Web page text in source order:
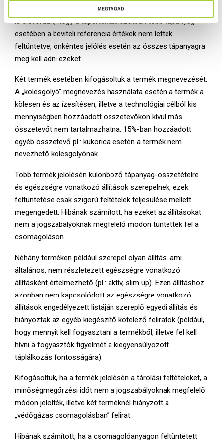
MEGTAGAD
energiatartalom jelölt értékét hibásan számolták ki. Olyan
is előfordult, hogy a tápértéktáblázatban több tápanyag
esetében a beviteli referencia értékek nem lettek
feltüntetve, önkéntes jelölés esetén az összes tápanyagra
meg kell adni ezeket.
Két termék esetében kifogásoltuk a termék megnevezését.
A „kölesgolyó” megnevezés használata esetén a termék a
kölesen és az ízesítésen, illetve a technológiai célból kis
mennyiségben hozzáadott összetevőkön kívül más
összetevőt nem tartalmazhatna. 15%-ban hozzáadott
egyéb összetevő pl.: kukorica esetén a termék nem
nevezhető kölesgolyónak.
Több termék jelölésén különböző tápanyag-összetételre
és egészségre vonatkozó állítások szerepelnek, ezek
feltüntetése csak szigorú feltételek teljesülése mellett
megengedett. Hibának számított, ha ezeket az állításokat
nem a jogszabályoknak megfelelő módon tüntették fel a
csomagoláson.
Néhány terméken például szerepel olyan állítás, ami
általános, nem részletezett egészségre vonatkozó
állításként értelmezhető (pl.: aktív, slim up). Ezen állításhoz
azonban nem kapcsolódott az egészségre vonatkozó
állítások engedélyezett listáján szereplő egyedi állítás és
hiányoztak az egyéb kiegészítő kötelező feliratok (például,
hogy mennyit kell fogyasztani a termékből, illetve fel kell
hívni a fogyasztók figyelmét a kiegyensúlyozott
táplálkozás fontosságára).
Kifogásoltuk, ha a termék jelölésén a tárolási feltételeket, a
minőségmegőrzési időt nem a jogszabályoknak megfelelő
módon jelölték, illetve két terméknél hiányzott a
„védőgázas csomagolásban” felirat.
Hibának számított, ha a csomagolóanyagon feltüntetett